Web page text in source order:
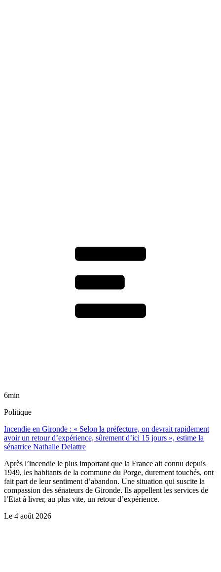
6min
Politique
Incendie en Gironde : « Selon la préfecture, on devrait rapidement
avoir un retour d’expérience, sûrement d’ici 15 jours », estime la
sénatrice Nathalie Delattre
Après l’incendie le plus important que la France ait connu depuis
1949, les habitants de la commune du Porge, durement touchés, ont
fait part de leur sentiment d’abandon. Une situation qui suscite la
compassion des sénateurs de Gironde. Ils appellent les services de
l’Etat à livrer, au plus vite, un retour d’expérience.
Le 4 août 2026